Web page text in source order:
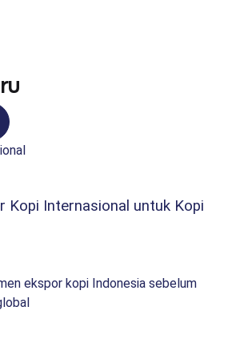
Kopi Internasional untuk Kopi